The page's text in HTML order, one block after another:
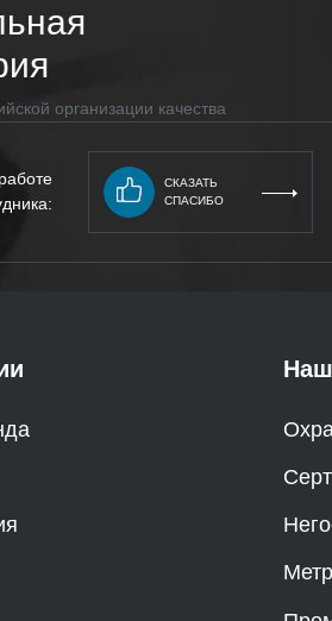
организации качества
СКАЗАТЬ
СПАСИБО